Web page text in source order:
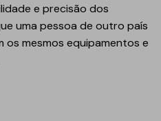
e precisão dos
uma pessoa de outro país
os mesmos equipamentos e